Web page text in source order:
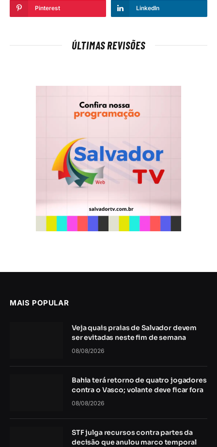
Pinterest LinkedIn
ÚLTIMAS REVISÕES
MAIS POPULAR
Veja quais praias de Salvador devem
ser evitadas neste fim de semana
08/08/2026
Bahia terá retorno de quatro jogadores
contra o Vasco; volante deve ficar fora
08/08/2026
STF julga recursos contra partes da
decisão que anulou marco temporal